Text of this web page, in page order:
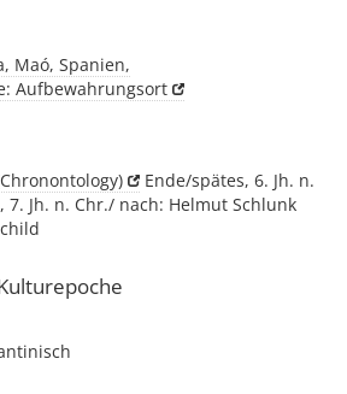
Maó, Spanien,
Aufbewahrungsort
Ende/spätes, 6. Jh. n.
Jh. n. Chr./ nach: Helmut Schlunk